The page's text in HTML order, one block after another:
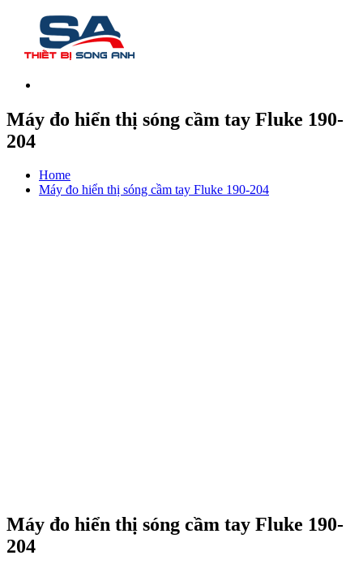
Máy đo hiển thị sóng cầm tay Fluke 190-
204
Home
Máy đo hiển thị sóng cầm tay Fluke 190-204
Máy đo hiển thị sóng cầm tay Fluke 190-
204